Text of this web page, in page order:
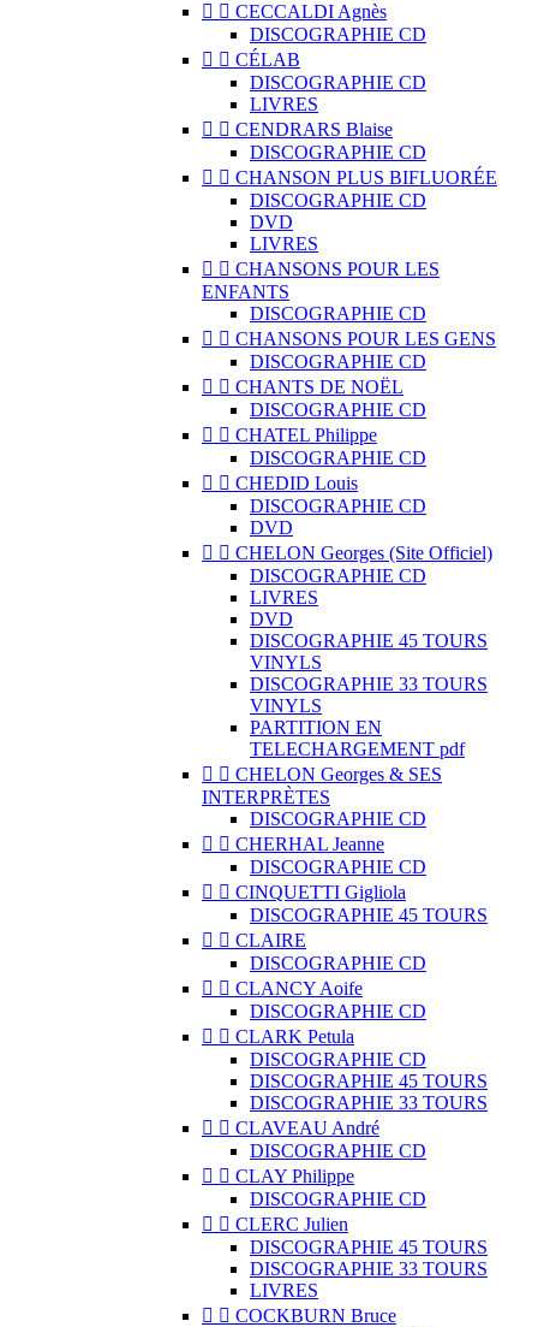
  CECCALDI Agnès
DISCOGRAPHIE CD
  CÉLAB
DISCOGRAPHIE CD
LIVRES
  CENDRARS Blaise
DISCOGRAPHIE CD
  CHANSON PLUS BIFLUORÉE
DISCOGRAPHIE CD
DVD
LIVRES
  CHANSONS POUR LES
ENFANTS
DISCOGRAPHIE CD
  CHANSONS POUR LES GENS
DISCOGRAPHIE CD
  CHANTS DE NOËL
DISCOGRAPHIE CD
  CHATEL Philippe
DISCOGRAPHIE CD
  CHEDID Louis
DISCOGRAPHIE CD
DVD
  CHELON Georges (Site Officiel)
DISCOGRAPHIE CD
LIVRES
DVD
DISCOGRAPHIE 45 TOURS
VINYLS
DISCOGRAPHIE 33 TOURS
VINYLS
PARTITION EN
TELECHARGEMENT pdf
  CHELON Georges & SES
INTERPRÈTES
DISCOGRAPHIE CD
  CHERHAL Jeanne
DISCOGRAPHIE CD
  CINQUETTI Gigliola
DISCOGRAPHIE 45 TOURS
  CLAIRE
DISCOGRAPHIE CD
  CLANCY Aoife
DISCOGRAPHIE CD
  CLARK Petula
DISCOGRAPHIE CD
DISCOGRAPHIE 45 TOURS
DISCOGRAPHIE 33 TOURS
  CLAVEAU André
DISCOGRAPHIE CD
  CLAY Philippe
DISCOGRAPHIE CD
  CLERC Julien
DISCOGRAPHIE 45 TOURS
DISCOGRAPHIE 33 TOURS
LIVRES
  COCKBURN Bruce